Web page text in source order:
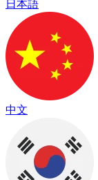
日本語
中文